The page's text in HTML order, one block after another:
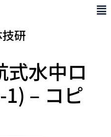
研
式水中ロ
– コピ